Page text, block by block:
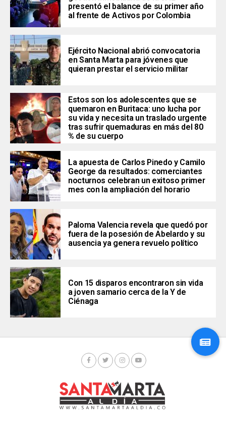
presentó el balance de su primer año
al frente de Activos por Colombia
Ejército Nacional abrió convocatoria
en Santa Marta para jóvenes que
quieran prestar el servicio militar
Estos son los adolescentes que se
quemaron en Buritaca: uno lucha por
su vida y necesita un traslado urgente
tras sufrir quemaduras en más del 80
% de su cuerpo
La apuesta de Carlos Pinedo y Camilo
George da resultados: comerciantes
nocturnos celebran un exitoso primer
mes con la ampliación del horario
Paloma Valencia revela que quedó por
fuera de la posesión de Abelardo y su
ausencia ya genera revuelo político
Con 15 disparos encontraron sin vida
a joven samario cerca de la Y de
Ciénaga